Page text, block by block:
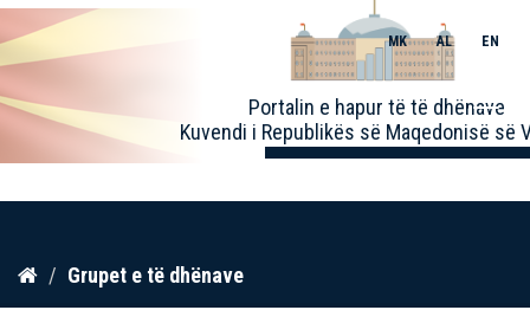
Kalo
përmbajtja
Portalin e hapur të të dhënave
Kuvendi i Republikës së Maqedonisë së
MK AL EN
Toggle
Grupet e të dhënave